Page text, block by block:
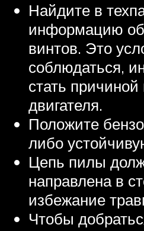
Найдите в
информацию об
винтов. Это
соблюдаться,
стать
двигателя.
Положите
либо
Цепь пилы
направлена в
избежание
Чтобы